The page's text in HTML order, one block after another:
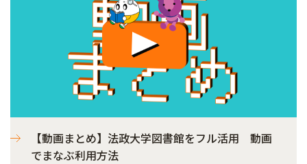
【動画まとめ】法政大学図書館をフル活用 動画
でまなぶ利用方法